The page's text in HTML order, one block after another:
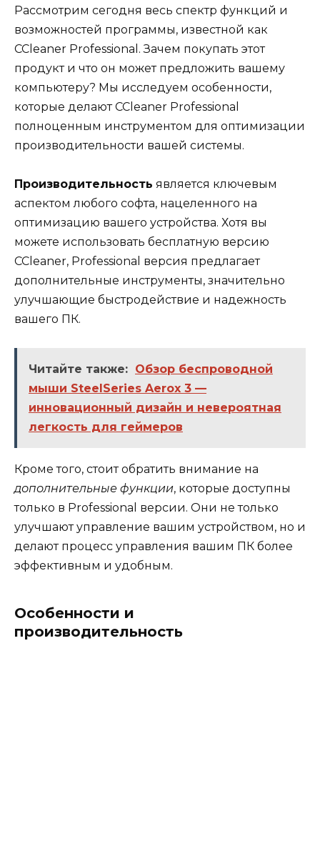
Рассмотрим сегодня весь спектр функций и
возможностей программы, известной как
CCleaner Professional. Зачем покупать этот
продукт и что он может предложить вашему
компьютеру? Мы исследуем особенности,
которые делают CCleaner Professional
полноценным инструментом для оптимизации
производительности вашей системы.
Производительность является ключевым
аспектом любого софта, нацеленного на
оптимизацию вашего устройства. Хотя вы
можете использовать бесплатную версию
CCleaner, Professional версия предлагает
дополнительные инструменты, значительно
улучшающие быстродействие и надежность
вашего ПК.
Читайте также: Обзор беспроводной
мыши SteelSeries Aerox 3 —
инновационный дизайн и невероятная
легкость для геймеров
Кроме того, стоит обратить внимание на
дополнительные функции, которые доступны
только в Professional версии. Они не только
улучшают управление вашим устройством, но и
делают процесс управления вашим ПК более
эффективным и удобным.
Особенности и
производительность